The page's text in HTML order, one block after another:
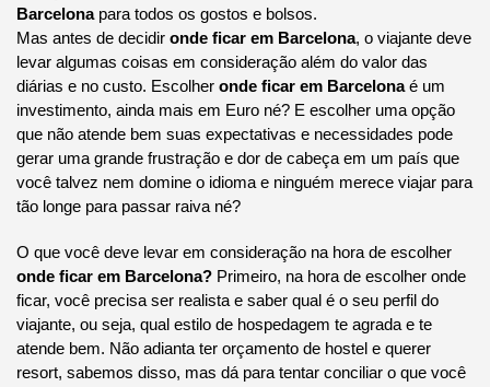
Barcelonapara todos os gostos e bolsos.
Mas antes de decidir onde ficar em Barcelona, o viajante deve
levar algumas coisas em consideração além do valor das
diárias e no custo. Escolher onde ficar em Barcelonaé um
investimento, ainda mais em Euro né? E escolher uma opção
que não atende bem suas expectativas e necessidades pode
gerar uma grande frustração e dor de cabeça em um país que
você talvez nem domine o idioma e ninguém merece viajar para
tão longe para passar raiva né?
O que você deve levar em consideração na hora de escolher
onde ficar em Barcelona? Primeiro, na hora de escolher onde
ficar, você precisa ser realista e saber qual é o seu perfil do
viajante, ou seja, qual estilo de hospedagem te agrada e te
atende bem. Não adianta ter orçamento de hostel e querer
resort, sabemos disso, mas dá para tentar conciliar o que você